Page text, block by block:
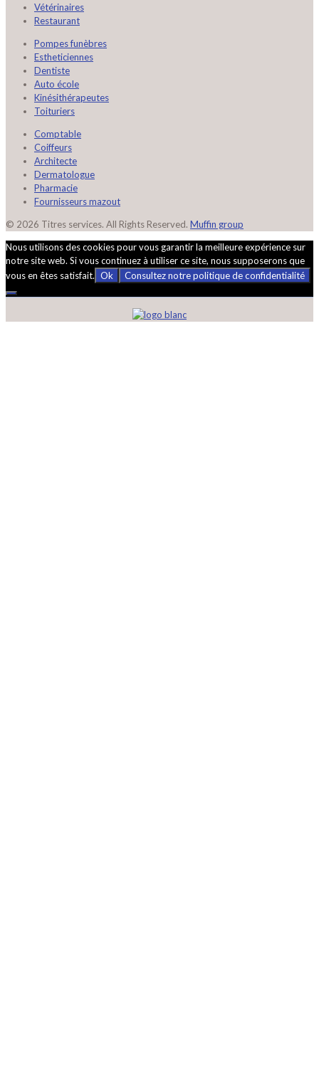
Vétérinaires
Restaurant
Pompes funèbres
Estheticiennes
Dentiste
Auto école
Kinésithérapeutes
Toituriers
Comptable
Coiffeurs
Architecte
Dermatologue
Pharmacie
Fournisseurs mazout
© 2026 Titres services. All Rights Reserved. Muffin group
Nous utilisons des cookies pour vous garantir la meilleure expérience sur
notre site web. Si vous continuez à utiliser ce site, nous supposerons que
vous en êtes satisfait. Ok Consultez notre politique de confidentialité